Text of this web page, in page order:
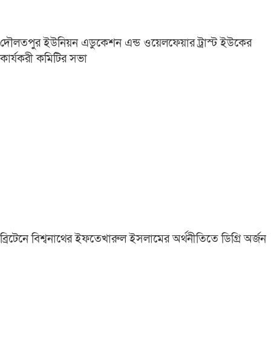
দৌলতপুর ইউনিয়ন এডুকেশন এন্ড ওয়েলফেয়ার ট্রাস্ট ইউকের
কার্যকরী কমিটির সভা
ব্রিটেনে বিশ্বনাথের ইফতেখারুল ইসলামের অর্থনীতিতে ডিগ্রি অর্জন